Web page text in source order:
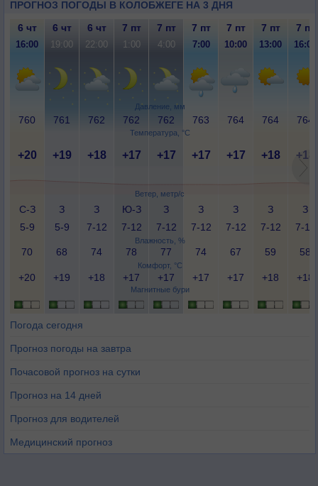
ПРОГНОЗ ПОГОДЫ В КОЛОБЖЕГЕ НА 3 ДНЯ
Давление, мм
Температура, °C
Ветер, метр/с
Влажность, %
Комфорт, °C
Магнитные бури
6 чт 6 чт 6 чт 7 пт 7 пт 7 пт 7 пт 7 пт 7 пт
16:00 19:00 22:00 1:00 4:00 7:00 10:00 13:00 16:00
760 761 762 762 762 763 764 764 764
+20 +19 +18 +17 +17 +17 +17 +18 +18
С-З
5-9
З
5-9
З
7-12
Ю-З
7-12
З
7-12
З
7-12
З
7-12
З
7-12
З
7-12
70 68 74 78 77 74 67 59 58
+20 +19 +18 +17 +17 +17 +17 +18 +18
Погода сегодня
Прогноз погоды на завтра
Почасовой прогноз на сутки
Прогноз на 14 дней
Прогноз для водителей
Медицинский прогноз